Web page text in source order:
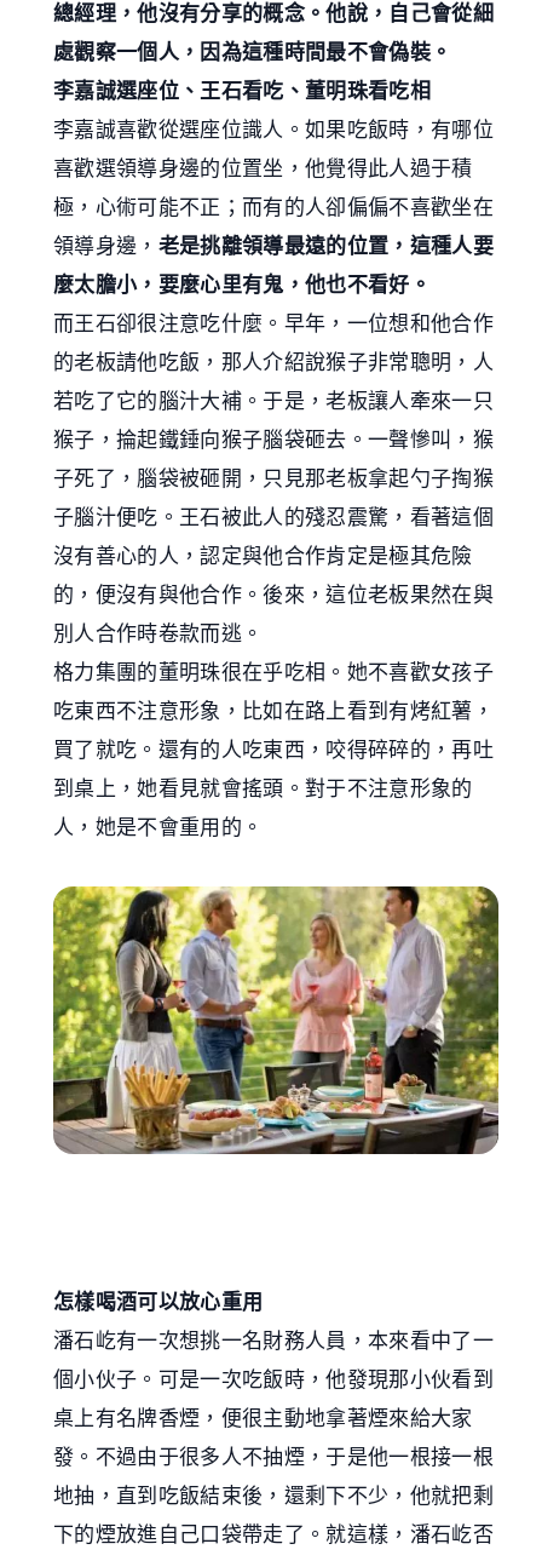
總經理，他沒有分享的概念。他說，自己會從細
處觀察一個人，因為這種時間最不會偽裝。
李嘉誠選座位、王石看吃、董明珠看吃相
李嘉誠喜歡從選座位識人。如果吃飯時，有哪位
喜歡選領導身邊的位置坐，他覺得此人過于積
極，心術可能不正；而有的人卻偏偏不喜歡坐在
領導身邊， 老是挑離領導最遠的位置，這種人要
麼太膽小，要麼心里有鬼，他也不看好。
而王石卻很注意吃什麼。早年，一位想和他合作
的老板請他吃飯，那人介紹說猴子非常聰明，人
若吃了它的腦汁大補。于是，老板讓人牽來一只
猴子，掄起鐵錘向猴子腦袋砸去。一聲慘叫，猴
子死了，腦袋被砸開，只見那老板拿起勺子掏猴
子腦汁便吃。王石被此人的殘忍震驚，看著這個
沒有善心的人，認定與他合作肯定是極其危險
的，便沒有與他合作。後來，這位老板果然在與
別人合作時卷款而逃。
格力集團的董明珠很在乎吃相。她不喜歡女孩子
吃東西不注意形象，比如在路上看到有烤紅薯，
買了就吃。還有的人吃東西，咬得碎碎的，再吐
到桌上，她看見就會搖頭。對于不注意形象的
人，她是不會重用的。
怎樣喝酒可以放心重用
潘石屹有一次想挑一名財務人員，本來看中了一
個小伙子。可是一次吃飯時，他發現那小伙看到
桌上有名牌香煙，便很主動地拿著煙來給大家
發。不過由于很多人不抽煙，于是他一根接一根
地抽，直到吃飯結束後，還剩下不少，他就把剩
下的煙放進自己口袋帶走了。就這樣，潘石屹否